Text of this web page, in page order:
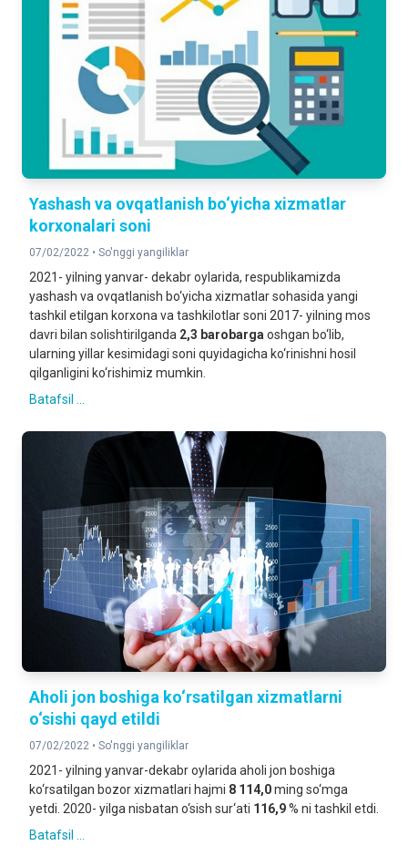
Yashash va ovqatlanish bo‘yicha xizmatlar
korxonalari soni
07/02/2022 • So'nggi yangiliklar
2021- yilning yanvar- dekabr oylarida, respublikamizda
yashash va ovqatlanish bo‘yicha xizmatlar sohasida yangi
tashkil etilgan korxona va tashkilotlar soni 2017- yilning mos
davri bilan solishtirilganda 2,3 barobarga oshgan bo‘lib,
ularning yillar kesimidagi soni quyidagicha ko‘rinishni hosil
qilganligini ko‘rishimiz mumkin.
Batafsil ...
Aholi jon boshiga ko‘rsatilgan xizmatlarni
o‘sishi qayd etildi
07/02/2022 • So'nggi yangiliklar
2021- yilning yanvar-dekabr oylarida aholi jon boshiga
ko‘rsatilgan bozor xizmatlari hajmi 8 114,0ming so‘mga
yetdi. 2020- yilga nisbatan o‘sish sur‘ati 116,9% ni tashkil etdi.
Batafsil ...